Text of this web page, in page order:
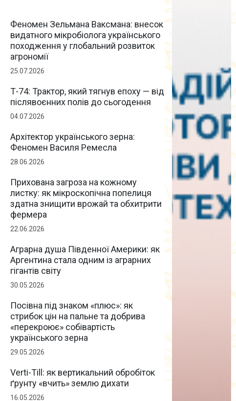
Феномен Зельмана Ваксмана: внесок
видатного мікробіолога українського
походження у глобальний розвиток
агрономії
25.07.2026
Т-74: Трактор, який тягнув епоху — від
післявоєнних полів до сьогодення
04.07.2026
Архітектор українського зерна:
Феномен Василя Ремесла
28.06.2026
Прихована загроза на кожному
листку: як мікроскопічна попелиця
здатна знищити врожай та обхитрити
фермера
22.06.2026
Аграрна душа Південної Америки: як
Аргентина стала одним із аграрних
гігантів світу
30.05.2026
Посівна під знаком «плюс»: як
стрибок цін на пальне та добрива
«перекроює» собівартість
українського зерна
29.05.2026
Verti-Till: як вертикальний обробіток
ґрунту «вчить» землю дихати
16.05.2026